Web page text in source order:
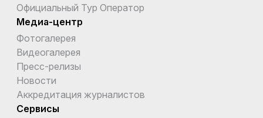
Официальный Тур Оператор
Медиа-центр
Фотогалерея
Видеогалерея
Пресс-релизы
Новости
Аккредитация журналистов
Сервисы